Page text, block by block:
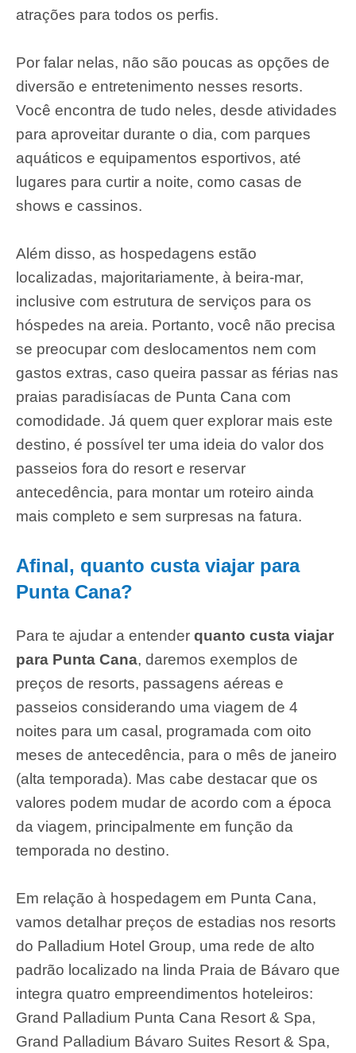
atrações para todos os perfis.
Por falar nelas, não são poucas as opções de
diversão e entretenimento nesses resorts.
Você encontra de tudo neles, desde atividades
para aproveitar durante o dia, com parques
aquáticos e equipamentos esportivos, até
lugares para curtir a noite, como casas de
shows e cassinos.
Além disso, as hospedagens estão
localizadas, majoritariamente, à beira-mar,
inclusive com estrutura de serviços para os
hóspedes na areia. Portanto, você não precisa
se preocupar com deslocamentos nem com
gastos extras, caso queira passar as férias nas
praias paradisíacas de Punta Cana com
comodidade. Já quem quer explorar mais este
destino, é possível ter uma ideia do valor dos
passeios fora do resort e reservar
antecedência, para montar um roteiro ainda
mais completo e sem surpresas na fatura.
Afinal, quanto custa viajar para
Punta Cana?
Para te ajudar a entender quanto custa viajar
para Punta Cana, daremos exemplos de
preços de resorts, passagens aéreas e
passeios considerando uma viagem de 4
noites para um casal, programada com oito
meses de antecedência, para o mês de janeiro
(alta temporada). Mas cabe destacar que os
valores podem mudar de acordo com a época
da viagem, principalmente em função da
temporada no destino.
Em relação à hospedagem em Punta Cana,
vamos detalhar preços de estadias nos resorts
do Palladium Hotel Group, uma rede de alto
padrão localizado na linda Praia de Bávaro que
integra quatro empreendimentos hoteleiros:
Grand Palladium Punta Cana Resort & Spa,
Grand Palladium Bávaro Suites Resort & Spa,